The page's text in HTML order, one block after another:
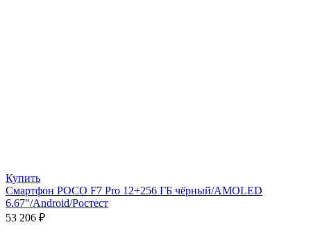
Купить
Смартфон POCO F7 Pro 12+256 ГБ чёрный/AMOLED
6.67″/Android/Ростест
53 206 ₽